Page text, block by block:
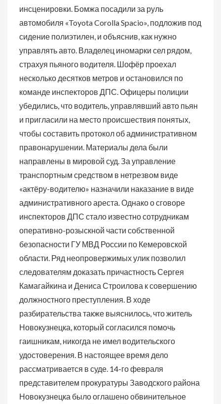
инсценировки. Бомжа посадили за руль
автомобиля «Toyota Corolla Spacio», подложив под
сидение полиэтилен, и объяснив, как нужно
управлять авто. Владелец иномарки сел рядом,
страхуя пьяного водителя. Шофёр проехал
несколько десятков метров и остановился по
команде инспекторов ДПС. Офицеры полиции
убедились, что водитель, управлявший авто пьян
и пригласили на место происшествия понятых,
чтобы составить протокол об административном
правонарушении. Материалы дела были
направлены в мировой суд. За управление
транспортным средством в нетрезвом виде
«актёру-водителю» назначили наказание в виде
административного ареста. Однако о сговоре
инспекторов ДПС стало известно сотрудникам
оперативно-розыскной части собственной
безопасности ГУ МВД России по Кемеровской
области. Ряд неопровержимых улик позволил
следователям доказать причастность Сергея
Камагайкина и Дениса Строилова к совершению
должностного преступления. В ходе
разбирательства также выяснилось, что житель
Новокузнецка, который согласился помочь
гаишникам, никогда не имел водительского
удостоверения. В настоящее время дело
рассматривается в суде. 14-го февраля
представителем прокуратуры Заводского района
Новокузнецка было оглашено обвинительное